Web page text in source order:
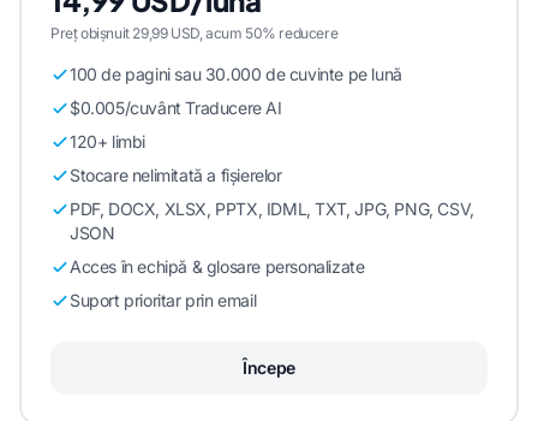
Preț obișnuit 29,99 USD, acum 50% reducere
100 de pagini sau 30.000 de cuvinte pe lună
$0.005/cuvânt Traducere AI
120+ limbi
Stocare nelimitată a fișierelor
PDF, DOCX, XLSX, PPTX, IDML, TXT, JPG, PNG, CSV,
JSON
Acces în echipă & glosare personalizate
Suport prioritar prin email
Începe